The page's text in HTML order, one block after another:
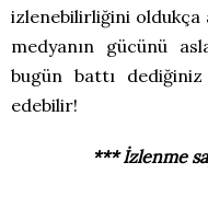
izlenebilirliğini oldukça
medyanın gücünü
bugün battı
edebilir!
*** İzlenme